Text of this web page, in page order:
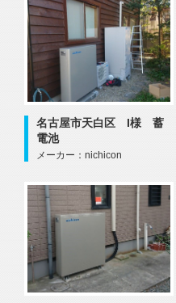
名古屋市天白区 I様 蓄
電池
メーカー：nichicon